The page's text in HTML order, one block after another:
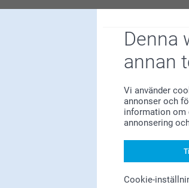
Denna
annan
Vi använder
annonser och
information om
annonsering
Cookie-
är nöjd med våra produkter och service.
till dator/surfplatta.
and very easy to customize the product to
for the payment.